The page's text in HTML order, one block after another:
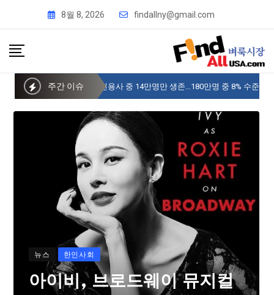
8월 8, 2026 findallny@gmail.com
주간 이슈 사이버 한국외국어대 미주글로벌센터 뉴욕
뉴스 한인사회
아이비, 브로드웨이 뮤지컬